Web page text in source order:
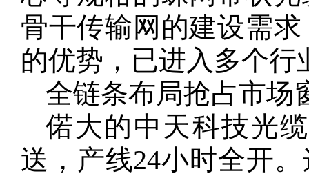
骨干传输网的建设需
的优势，已进入多个
全链条布局抢占市场
偌大的中天科技光
送，产线24小时全开